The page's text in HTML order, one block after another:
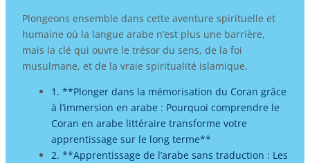
Plongeons ensemble dans cette aventure spirituelle et
humaine où la langue arabe n’est plus une barrière,
mais la clé qui ouvre le trésor du sens, de la foi
musulmane, et de la vraie spiritualité islamique.
1. **Plonger dans la mémorisation du Coran grâce
à l’immersion en arabe : Pourquoi comprendre le
Coran en arabe littéraire transforme votre
apprentissage sur le long terme**
2. **Apprentissage de l’arabe sans traduction : Les